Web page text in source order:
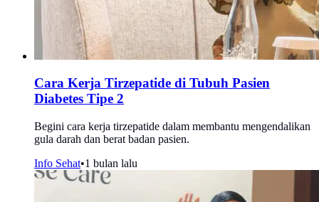
Cara Kerja Tirzepatide di Tubuh Pasien
Diabetes Tipe 2
Begini cara kerja tirzepatide dalam membantu mengendalikan
gula darah dan berat badan pasien.
Info Sehat•1 bulan lalu